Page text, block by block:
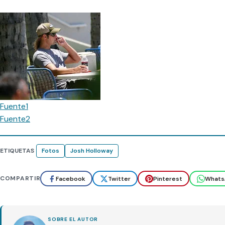
Fuente1
Fuente2
ETIQUETAS Fotos Josh Holloway
COMPARTIR Facebook Twitter Pinterest
SOBRE EL AUTOR